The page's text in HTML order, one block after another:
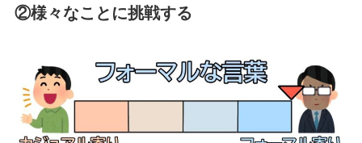
②様々なことに挑戦する